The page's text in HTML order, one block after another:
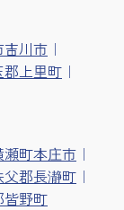
吉川市
郡上里町
瀬町本庄市
父郡長瀞町
皆野町